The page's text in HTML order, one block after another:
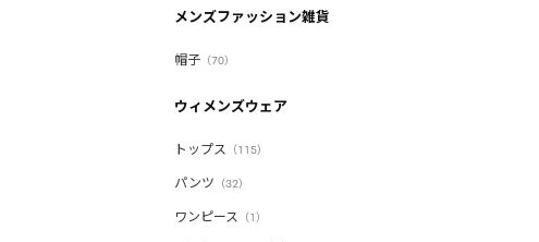
メンズファッション雑貨
帽子 （70）
ウィメンズウェア
トップス （115）
パンツ （32）
ワンピース （1）